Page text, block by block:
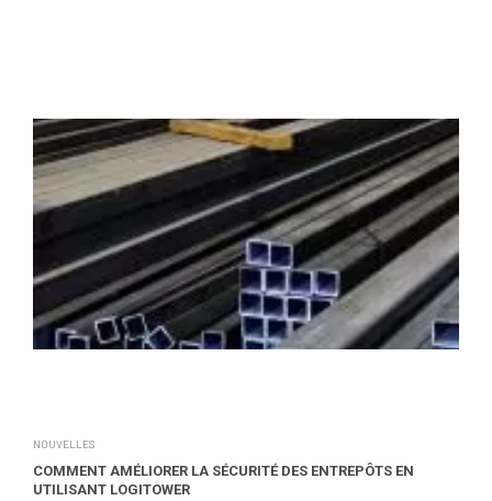
NOUVELLES
COMMENT AMÉLIORER LA SÉCURITÉ DES ENTREPÔTS EN
UTILISANT LOGITOWER